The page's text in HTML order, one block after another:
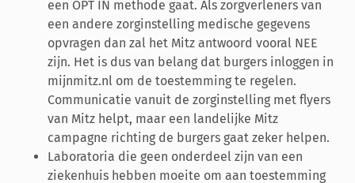
een OPT IN methode gaat. Als zorgverleners van
een andere zorginstelling medische gegevens
opvragen dan zal het Mitz antwoord vooral NEE
zijn. Het is dus van belang dat burgers inloggen in
mijnmitz.nl om de toestemming te regelen.
Communicatie vanuit de zorginstelling met flyers
van Mitz helpt, maar een landelijke Mitz
campagne richting de burgers gaat zeker helpen.
Laboratoria die geen onderdeel zijn van een
ziekenhuis hebben moeite om aan toestemming